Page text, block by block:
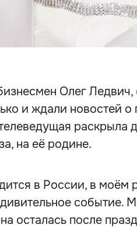
Олег Ледвич,
и ждали новостей о
раскрыла
на её родине.
в России, в моём
событие.
осталась после